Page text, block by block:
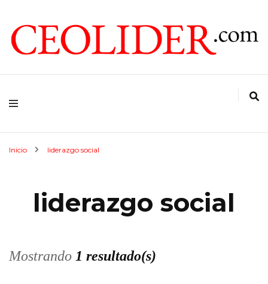
CEOLIDER.COM
Inicio liderazgo social
liderazgo social
Mostrando 1 resultado(s)